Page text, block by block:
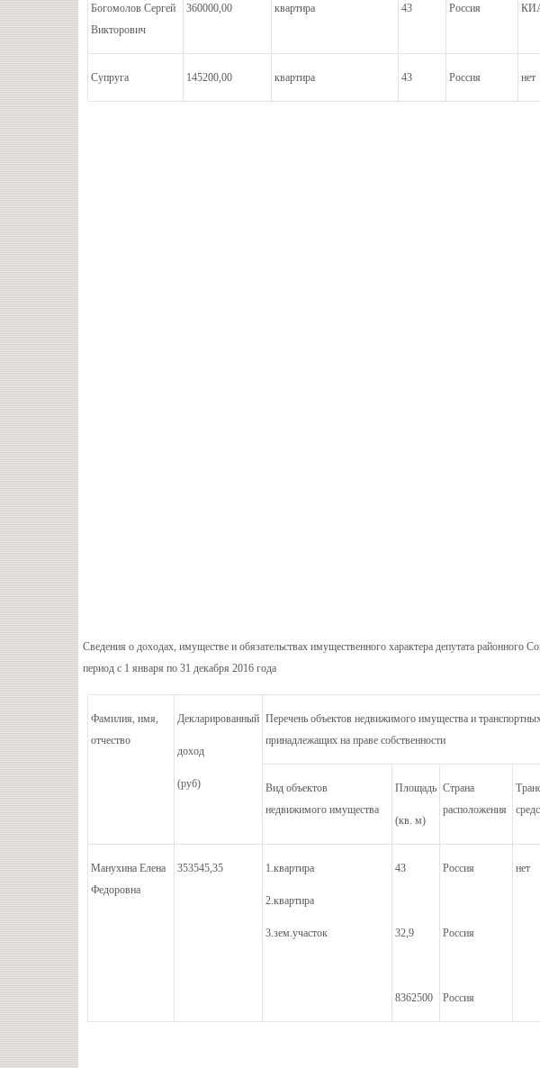
Богомолов Сергей
Викторович
360000,00 квартира 43 Россия
Супруга 145200,00 квартира 43 Россия нет
Сведения о доходах, имуществе и обязательствах имущественного характера депутата районного
период с 1 января по 31 декабря 2016 года
Фамилия, имя,
отчество
Декларированный
доход
(руб)
Перечень объектов недвижимого имущества и транспортных
принадлежащих на праве собственности
Вид объектов
недвижимого имущества
Площадь
(кв. м)
Страна
расположения
Манухина Елена
Федоровна
353545,35 1.квартира
2.квартира
3.зем.участок
43
32,9
8362500
Россия
Россия
Россия
нет